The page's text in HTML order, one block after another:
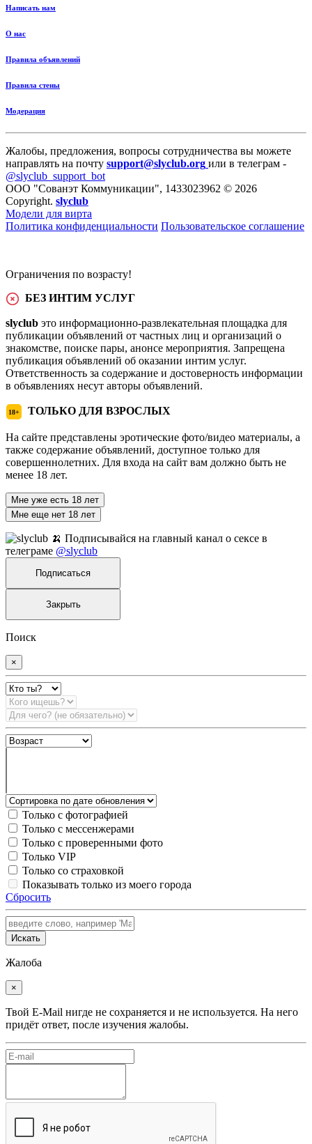
Написать нам
О нас
Правила объявлений
Правила стены
Модерация
Жалобы, предложения, вопросы сотрудничества вы можете
направлять на почту support@slyclub.org или в телеграм -
@slyclub_support_bot
ООО "Сованэт Коммуникации", 1433023962 © 2026
Copyright. slyclub
Модели для вирта
Политика конфиденциальности Пользовательское соглашение
Ограничения по возрасту!
БЕЗ ИНТИМ УСЛУГ
slyclub это информационно-развлекательная площадка для
публикации объявлений от частных лиц и организаций о
знакомстве, поиске пары, анонсе мероприятия. Запрещена
публикация объявлений об оказании интим услуг.
Ответственность за содержание и достоверность информации
в объявлениях несут авторы объявлений.
18+ ТОЛЬКО ДЛЯ ВЗРОСЛЫХ
На сайте представлены эротические фото/видео материалы, а
также содержание объявлений, доступное только для
совершеннолетних. Для входа на сайт вам должно быть не
менее 18 лет.
Мне уже есть 18 лет
Мне еще нет 18 лет
🍌 Подписывайся на главный канал о сексе в
телеграме @slyclub
Подписаться
Закрыть
Поиск
×
Только с фотографией
Только с мессенжерами
Только с проверенными фото
Только VIP
Только со страховкой
Показывать только из моего города
Сбросить
Искать
Жалоба
×
Твой E-Mail нигде не сохраняется и не используется. На него
придёт ответ, после изучения жалобы.